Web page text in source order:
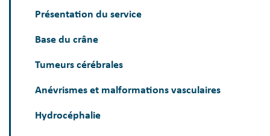
Présentation du service
Base du crâne
Tumeurs cérébrales
Anévrismes et malformations vasculaires
Hydrocéphalie